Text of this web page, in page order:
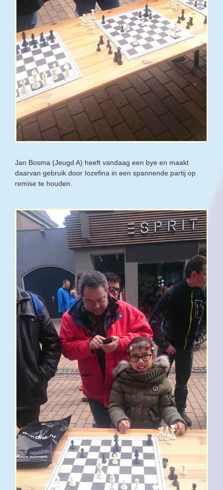
Jan Bosma (Jeugd A) heeft vandaag een bye en maakt
daarvan gebruik door Iozefina in een spannende partij op
remise te houden.